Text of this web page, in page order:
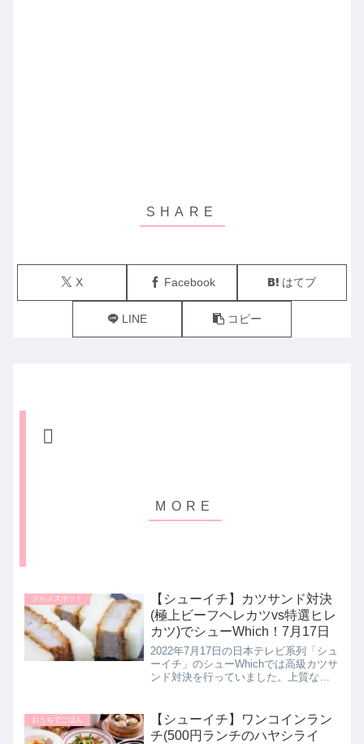
X Facebook はてブ
LINE コピー
グルメスポット
【シューイチ】カツサンド対決
(極上ビーフヘレカツvs特選ヒレ
カツ)でシューWhich！7月17日
2022年7月17日の日本テレビ系列「シュ
ーイチ」のシューWhichでは高級カツサ
ンド対決を行っていました。上質な国
【極上ビーフヘレカツサンド】の２品
で対決をしていたので、対...
おうちでごはん
【シューイチ】ワンコインラン
チ(500円ランチのハヤシライ